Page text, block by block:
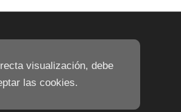
visualización, debe
las cookies.